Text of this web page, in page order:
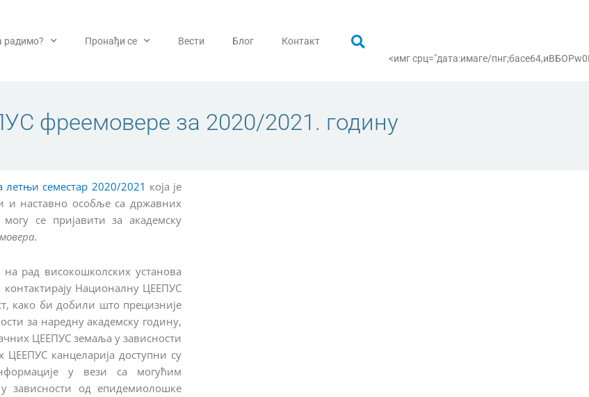
радимо? Пронађи се Вести Блог
Контакт
<имг срц="дата:имаге/
фреемовере за 2020/2021. годину
семестар 2020/2021 која је
и наставно особље са државних
се пријавити за академску
.
рад високошколских установа
Националну ЦЕЕПУС
како би добили што прецизније
за наредну академску годину,
ЦЕЕПУС земаља у зависности
канцеларија доступни су
у вези са могућим
зависности од епидемиолошке